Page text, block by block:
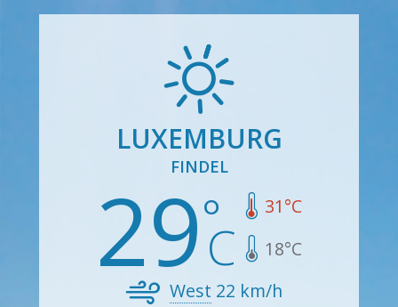
LUXEMBURG
FINDEL
29 31°C
18°C
West 22 km/h